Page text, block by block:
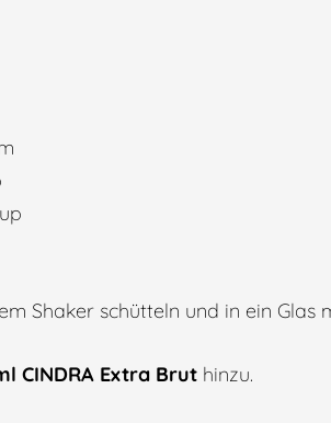
Shaker schütteln und in ein Glas
CINDRA Extra Bruthinzu.